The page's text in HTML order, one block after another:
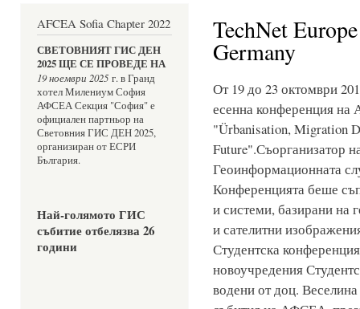
AFCEA Sofia Chapter 2022
СВЕТОВНИЯТ ГИС ДЕН
2025 ЩЕ СЕ ПРОВЕДЕ НА
19 ноември 2025 г. в Гранд
хотел Милениум София
АФСЕА Секция "София" е
официален партньор на
Световния ГИС ДЕН 2025,
организиран от ЕСРИ
България.
Най-голямото ГИС
събитие отбелязва 26
години
TechNet
Germany
От 19 до 23 октомври
есенна конференция на
"Ürbanisation, Migration
Future".Съорганизатор
Геоинформационната
Конференцията беше
и системи, базирани на
и сателитни
Студентска
новоучредения
водени от доц.